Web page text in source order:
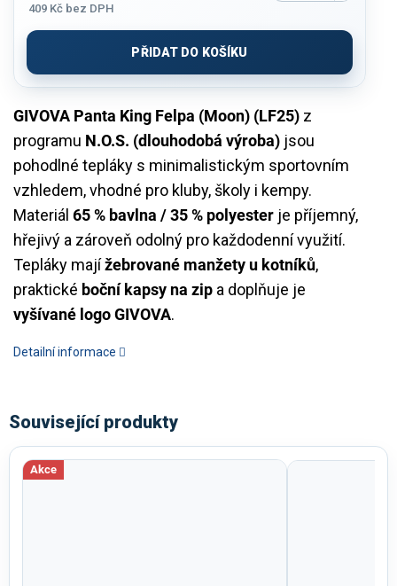
GIVOVA Panta King Felpa (Moon) (LF25) z
programu N.O.S. (dlouhodobá výroba) jsou
pohodlné tepláky s minimalistickým sportovním
vzhledem, vhodné pro kluby, školy i kempy.
Materiál 65 % bavlna / 35 % polyester je příjemný,
hřejivý a zároveň odolný pro každodenní využití.
Tepláky majížebrované manžety u kotníků,
praktické boční kapsy na zip a doplňuje je
vyšívané logo GIVOVA.
Detailní informace
409 Kč bez DPH
cena:
PŘIDAT DO KOŠÍKU
Související produkty
Akce